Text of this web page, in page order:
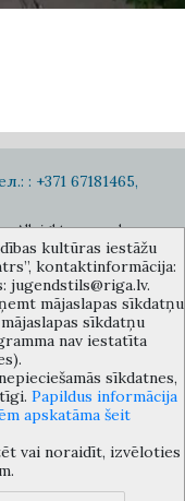
: +371 67181465,
All right reserved.
Рижского
улица Альберта 12,
jugendstils@riga.lv
kultūras iestāžu
kontaktinformācija:
jugendstils@riga.lv.
mājaslapas sīkdatņu
sīkdatņu
nav iestatīta
sīkdatnes,
Papildus informācija
apskatāma šeit
vai noraidīt, izvēloties